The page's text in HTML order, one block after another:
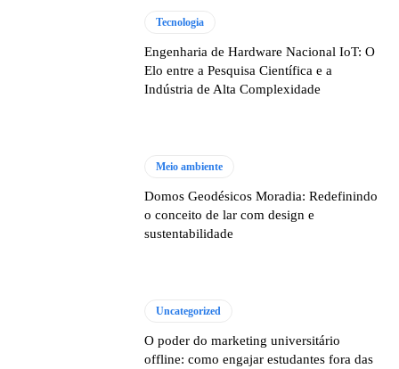
Tecnologia
Engenharia de Hardware Nacional IoT: O
Elo entre a Pesquisa Científica e a
Indústria de Alta Complexidade
Meio ambiente
Domos Geodésicos Moradia: Redefinindo
o conceito de lar com design e
sustentabilidade
Uncategorized
O poder do marketing universitário
offline: como engajar estudantes fora das